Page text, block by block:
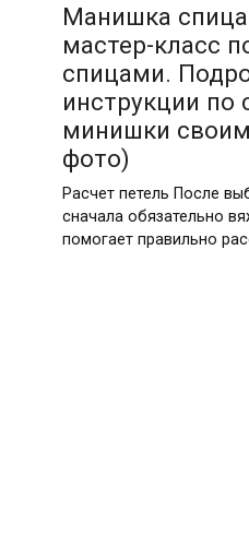
Манишка
мастер-класс
спицами.
инструкции по
минишки
фото)
Расчет петель После
сначала обязательно
помогает правильно